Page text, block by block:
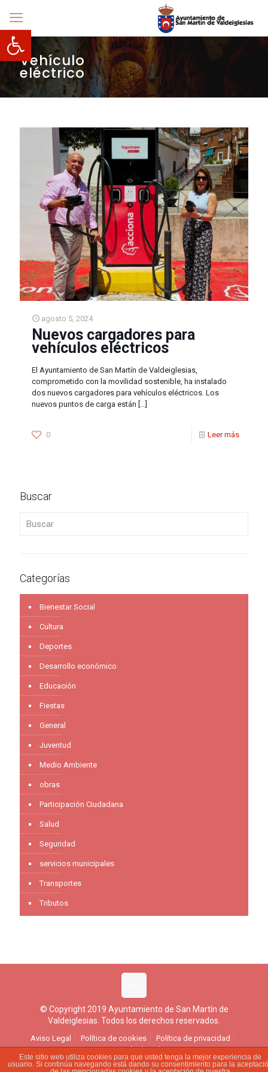
Abrir barra de herramientas
Vehículo
eléctrico
agosto 5, 2024
Nuevos cargadores para
vehículos eléctricos
El Ayuntamiento de San Martín de Valdeiglesias,
comprometido con la movilidad sostenible, ha instalado
dos nuevos cargadores para vehículos eléctricos. Los
nuevos puntos de carga están
0 Leer más
Buscar
Categorías
Bienestar Social
Cultura
Deportes
Desarrollo económico
Educación
Fiestas
General
Juventud
Medio Ambiente
obras
Participación Ciudadana
Salud
Seguridad
servicios municipales
Transportes
Tributos
© Copyright 2019 Ayuntamiento de San Martín de
Valdeiglesias. Todos los derechos reservados.
Aviso Legal Política de cookies
Política de privacidad
Ejercicio de derechos
Este sitio web utiliza cookies para que usted tenga la mejor experiencia de
usuario. Si continúa navegando está dando su consentimiento para la